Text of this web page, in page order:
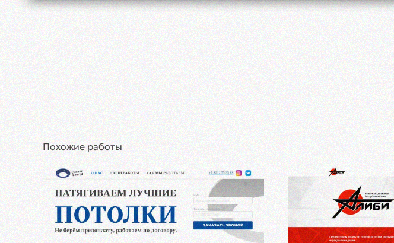
Похожие работы